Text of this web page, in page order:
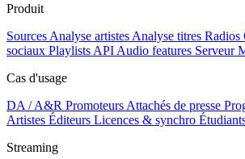
Produit
Sources Analyse artistes Analyse titres Radios
sociaux Playlists API Audio features Serveur
Cas d'usage
DA / A&R Promoteurs Attachés de presse
Artistes Éditeurs Licences & synchro
Streaming